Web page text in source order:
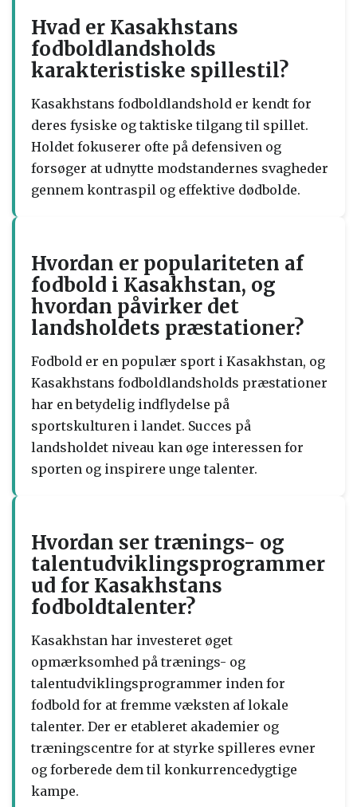
Hvad er Kasakhstans
fodboldlandsholds
karakteristiske spillestil?
Kasakhstans fodboldlandshold er kendt for
deres fysiske og taktiske tilgang til spillet.
Holdet fokuserer ofte på defensiven og
forsøger at udnytte modstandernes svagheder
gennem kontraspil og effektive dødbolde.
Hvordan er populariteten af
fodbold i Kasakhstan, og
hvordan påvirker det
landsholdets præstationer?
Fodbold er en populær sport i Kasakhstan, og
Kasakhstans fodboldlandsholds præstationer
har en betydelig indflydelse på
sportskulturen i landet. Succes på
landsholdet niveau kan øge interessen for
sporten og inspirere unge talenter.
Hvordan ser trænings- og
talentudviklingsprogrammer
ud for Kasakhstans
fodboldtalenter?
Kasakhstan har investeret øget
opmærksomhed på trænings- og
talentudviklingsprogrammer inden for
fodbold for at fremme væksten af lokale
talenter. Der er etableret akademier og
træningscentre for at styrke spilleres evner
og forberede dem til konkurrencedygtige
kampe.